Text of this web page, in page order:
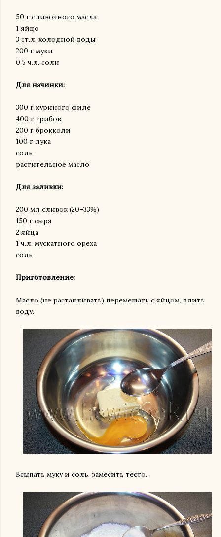
50 г сливочного масла
1 яйцо
3 ст.л. холодной воды
200 г муки
0,5 ч.л. соли
Для начинки:
300 г куриного филе
400 г грибов
200 г брокколи
100 г лука
соль
растительное масло
Для заливки:
200 мл сливок (20–33%)
150 г сыра
2 яйца
1 ч.л. мускатного ореха
соль
Приготовление:
Масло (не растапливать) перемешать с яйцом, влить
воду.
Всыпать муку и соль, замесить тесто.